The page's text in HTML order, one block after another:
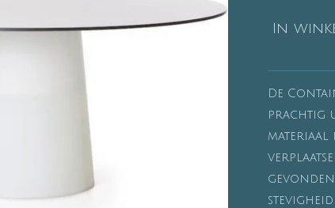
In
De
prachtig
materiaal